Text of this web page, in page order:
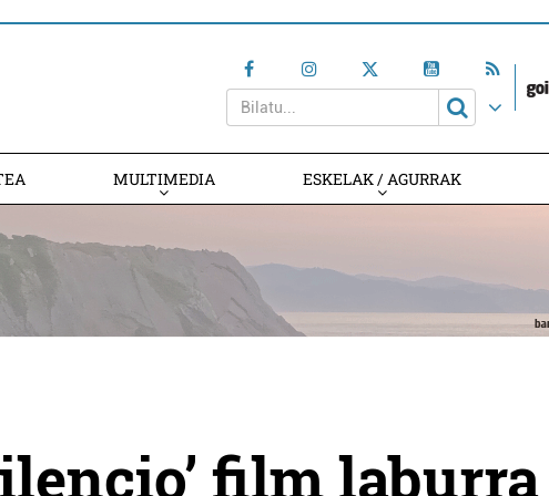
MULTIMEDIA ESKELAK / AGURRAK
film laburra